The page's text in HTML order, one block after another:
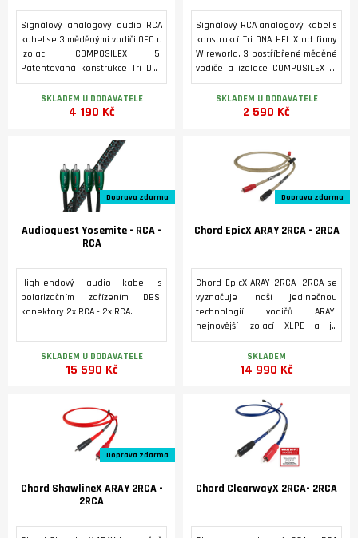
Signálový analogový audio RCA
kabel se 3 měděnými vodiči OFC a
izolaci COMPOSILEX 5.
Patentovaná konstrukce Tri DNA
HELIX. Konektory typu Silver-
Tube™ RCA s OFC kontakty a
silikonovým kroužkem. K dispozici
standardních i zákaznických
délkách Každdý další metr pro
individuální zvětšení délky je za
cenu 600 Kč
SKLADEM U DODAVATELE
4 190 Kč
Signálový RCA analogový kabel s
konstrukcí Tri DNA HELIX od firmy
Wireworld, 3 postříbřené měděné
vodiče a izolace COMPOSILEX 5.
Kabel je vybaven konektory
Gold-Tube RCA s měděnými OFC
kontakty pozlacenými 24K
zákaznických délkách. Každdý
další metr pro individuální
zvětšení délky je za cenu 360 Kč
SKLADEM U DODAVATELE
2 590 Kč
Doprava zdarma
Audioquest Yosemite - RCA -
RCA
High-endový audio kabel s
polarizačním zařízením DBS,
konektory 2x RCA - 2x RCA.
SKLADEM U DODAVATELE
15 590 Kč
Doprava zdarma
Chord EpicX ARAY 2RCA - 2RCA
Chord EpicX ARAY 2RCA- 2RCA se
vyznačuje naší jedinečnou
technologií vodičů ARAY,
nejnovější izolací XLPE a je
vybaven zástrčkami VEE 3 RCA
pokovenými ChorAlloy™. EpicX
ARAY je vyroben z vysoce
vícepramenných, bezkyslíkatých
měděných vodičů. Standardně
dostupné v délkách 0,5 m a 1 m, s
vlastními délkami na objednávku.
SKLADEM
14 990 Kč
Doprava zdarma
Chord ShawlineX ARAY 2RCA -
2RCA
Chord ClearwayX 2RCA- 2RCA